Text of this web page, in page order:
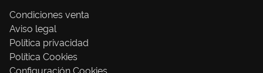
Condiciones venta
Aviso legal
Política privacidad
Política Cookies
Configuración Cookies